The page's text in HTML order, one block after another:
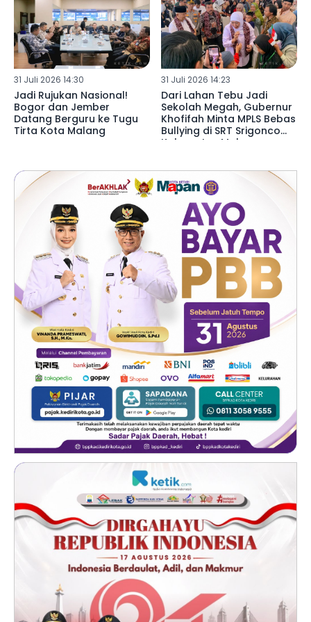
31 Juli 2026 14:30
‎Jadi Rujukan Nasional!
Bogor dan Jember
Datang Berguru ke Tugu
Tirta Kota Malang ‎
31 Juli 2026 14:23
Dari Lahan Tebu Jadi
Sekolah Megah, Gubernur
Khofifah Minta MPLS Bebas
Bullying di SRT Srigonco
Kabupaten Malang ‎